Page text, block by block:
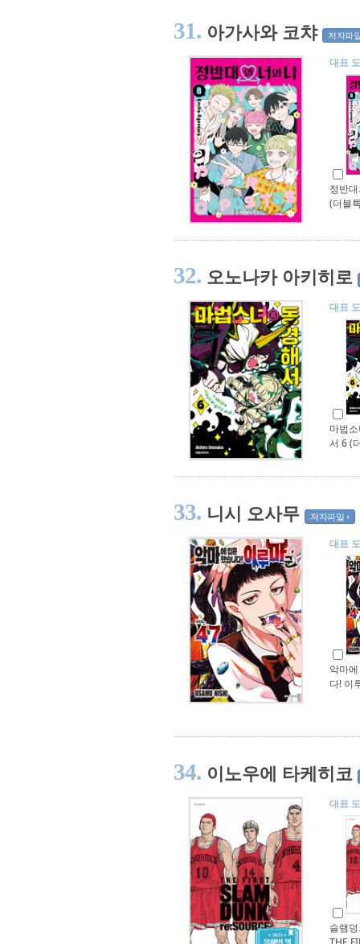
31. 아가사와 코챠 저자파
대표
정반
(더블
32. 오노나카 아키히로
대표
마법
서 6 (
33. 니시 오사무 저자파일
대표
악마
다! 이
34. 이노우에 타케히코
대표
슬램